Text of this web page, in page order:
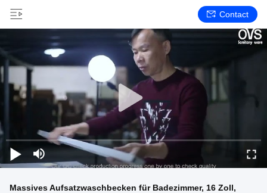
Contact
Massives Aufsatzwaschbecken für Badezimmer, 16 Zoll,